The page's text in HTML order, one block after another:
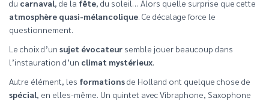
du carnaval, de la fête, du soleil… Alors quelle surprise que cette
atmosphère quasi-mélancolique. Ce décalage force le
questionnement.
Le choix d’un sujet évocateur semble jouer beaucoup dans
l’instauration d’un climat mystérieux.
Autre élément, les formationsde Holland ont quelque chose de
spécial, en elles-même. Un quintet avec Vibraphone, Saxophone